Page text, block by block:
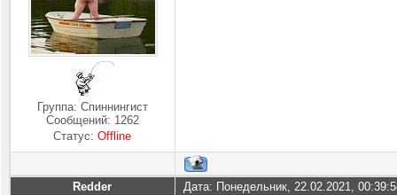
Группа: Спиннингист
Сообщений: 1262
Статус:Offline
Redder Дата: Понедельник, 22.02.2021,